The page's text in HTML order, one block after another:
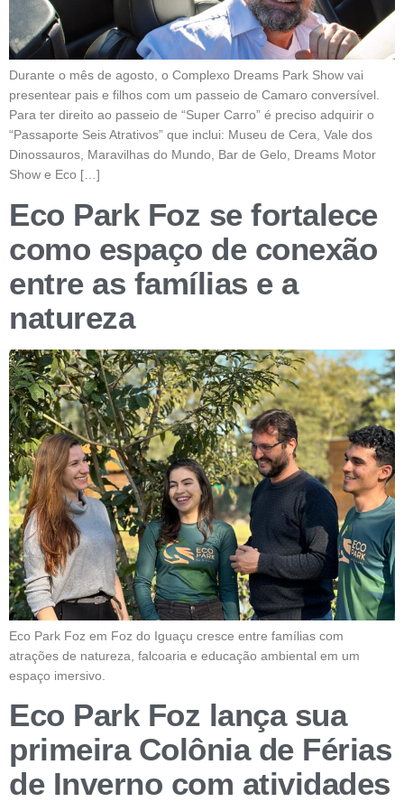
Durante o mês de agosto, o Complexo Dreams Park Show vai
presentear pais e filhos com um passeio de Camaro conversível.
Para ter direito ao passeio de “Super Carro” é preciso adquirir o
“Passaporte Seis Atrativos” que inclui: Museu de Cera, Vale dos
Dinossauros, Maravilhas do Mundo, Bar de Gelo, Dreams Motor
Show e Eco […]
Eco Park Foz se fortalece
como espaço de conexão
entre as famílias e a
natureza
Eco Park Foz em Foz do Iguaçu cresce entre famílias com
atrações de natureza, falcoaria e educação ambiental em um
espaço imersivo.
Eco Park Foz lança sua
primeira Colônia de Férias
de Inverno com atividades